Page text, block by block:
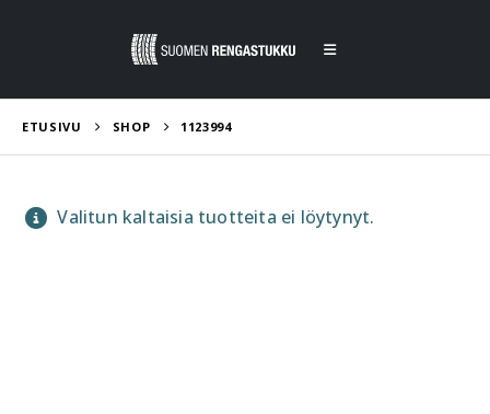
ETUSIVU SHOP 1123994
Valitun kaltaisia tuotteita ei löytynyt.